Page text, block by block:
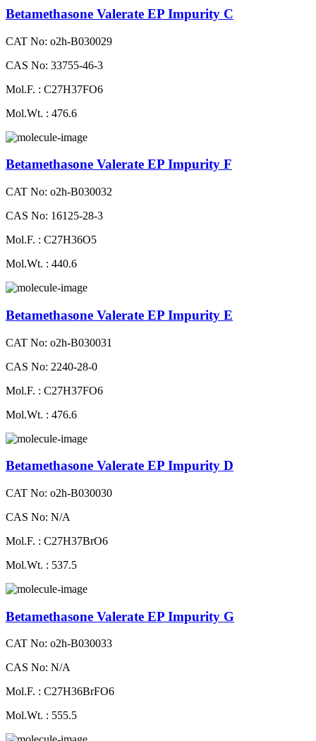
Betamethasone Valerate EP Impurity C
CAT No: o2h-B030029
CAS No: 33755-46-3
Mol.F. : C27H37FO6
Mol.Wt. : 476.6
Betamethasone Valerate EP Impurity F
CAT No: o2h-B030032
CAS No: 16125-28-3
Mol.F. : C27H36O5
Mol.Wt. : 440.6
Betamethasone Valerate EP Impurity E
CAT No: o2h-B030031
CAS No: 2240-28-0
Mol.F. : C27H37FO6
Mol.Wt. : 476.6
Betamethasone Valerate EP Impurity D
CAT No: o2h-B030030
CAS No: N/A
Mol.F. : C27H37BrO6
Mol.Wt. : 537.5
Betamethasone Valerate EP Impurity G
CAT No: o2h-B030033
CAS No: N/A
Mol.F. : C27H36BrFO6
Mol.Wt. : 555.5